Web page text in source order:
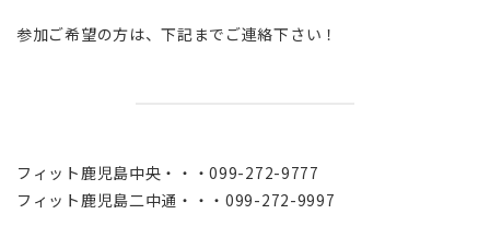
参加ご希望の方は、下記までご連絡下さい！
フィット鹿児島中央・・・099-272-9777
フィット鹿児島二中通・・・099-272-9997